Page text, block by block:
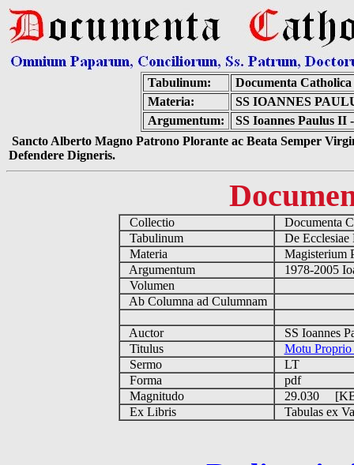
Tabulinum:
Documenta
Materia:
SS IOANNES
Argumentum:
SS Ioannes Paulus
Sancto Alberto Magno Patrono Plorante ac Beata Semper
Defendere Digneris.
Collectio
Documenta
Tabulinum
De
Materia
Magisterium
Argumentum
1978-2005
Volumen
Ab Columna ad Culumnam
Auctor
SS Ioannes
Titulus
Motu
Sermo
LT
Forma
pdf
Magnitudo
29.030
Ex Libris
Tabulas ex